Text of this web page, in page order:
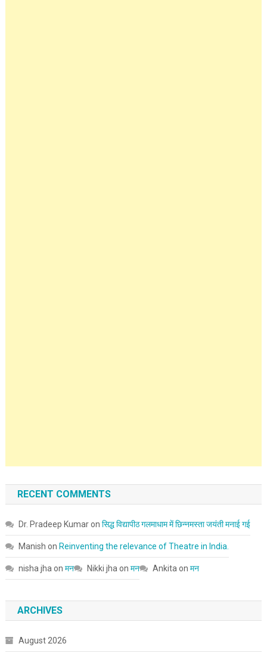
RECENT COMMENTS
Dr. Pradeep Kumaron सिद्ध विद्यापीठ गलमाधाम में छिन्नमस्ता जयंती मनाई गई
Manish on Reinventing the relevance of Theatre in India.
nisha jha on मन Nikki jha on मन Ankita on मन
ARCHIVES
August 2026